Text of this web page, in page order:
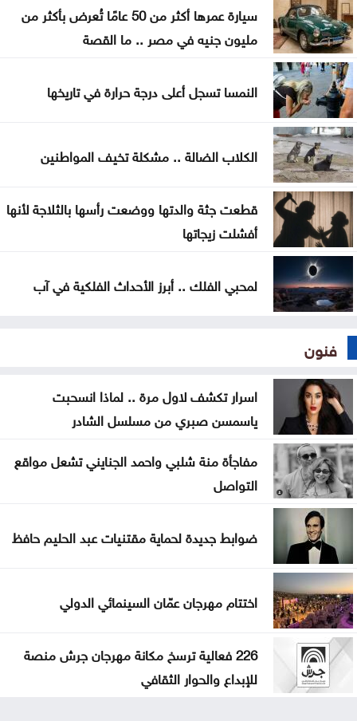
سيارة عمرها أكثر من 50 عامًا تُعرض بأكثر من
مليون جنيه في مصر .. ما القصة
النمسا تسجل أعلى درجة حرارة في تاريخها
الكلاب الضالة .. مشكلة تخيف المواطنين
قطعت جثة والدتها ووضعت رأسها بالثلاجة لأنها
أفشلت زيجاتها
لمحبي الفلك .. أبرز الأحداث الفلكية في آب
فنون
اسرار تكشف لاول مرة .. لماذا انسحبت
ياسمسن صبري من مسلسل الشادر
مفاجأة منة شلبي واحمد الجنايني تشعل مواقع
التواصل
ضوابط جديدة لحماية مقتنيات عبد الحليم حافظ
اختتام مهرجان عمّان السينمائي الدولي
226 فعالية ترسخ مكانة مهرجان جرش منصة
للإبداع والحوار الثقافي